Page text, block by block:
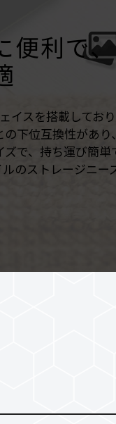
便利で、
イスを搭載してお
下位互換性があり
で、持ち運び簡単
のストレージニー